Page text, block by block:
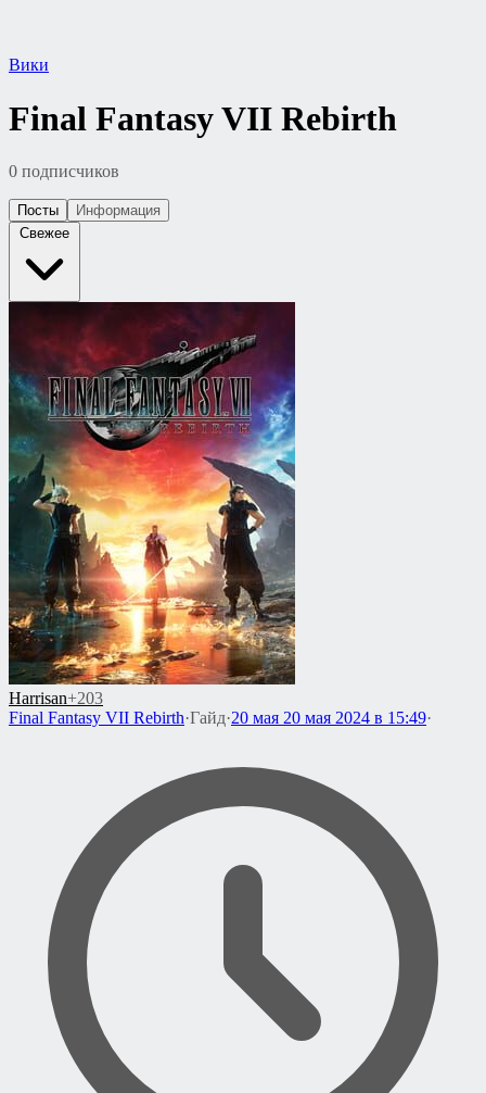
Вики
Final Fantasy VII Rebirth
0 подписчиков
Посты
Информация
Harrisan+203
Final Fantasy VII Rebirth·Гайд·20 мая 20 мая 2024 в 15:49·